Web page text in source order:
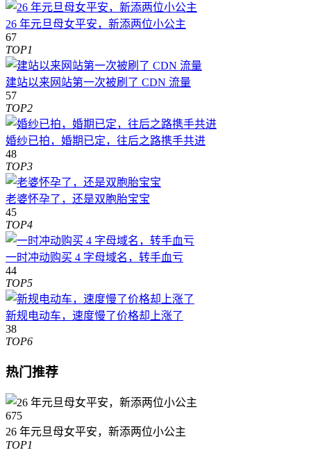
26 年元旦母女平安，新添两位小公主
67
TOP1
建站以来网站第一次被刷了 CDN 流量
57
TOP2
婚纱已拍，婚期已定，往后之路携手共进
48
TOP3
老婆怀孕了，还是双胞胎宝宝
45
TOP4
一时冲动购买 4 字母域名，转手血亏
44
TOP5
新规电动车，速度慢了价格却上涨了
38
TOP6
热门推荐
675
26 年元旦母女平安，新添两位小公主
TOP1